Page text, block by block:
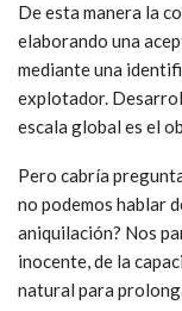
De esta manera la
elaborando una
mediante una
explotador.
escala global es el
Pero cabría
no podemos hablar
aniquilación? Nos
inocente, de la
natural para